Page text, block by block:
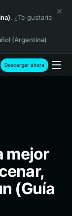
. ¿Te gustaría
(Argentina)
Descargar ahora
mejor
(Guía